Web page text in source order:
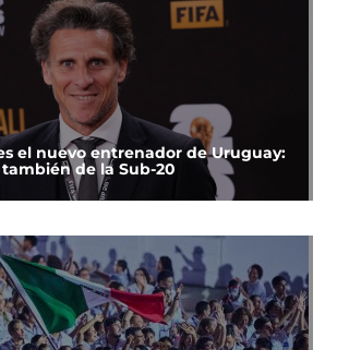
el nuevo entrenador de Uruguay:
de la Sub-20